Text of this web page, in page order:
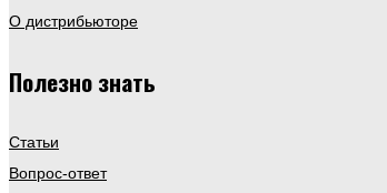
О дистрибьюторе
Полезно знать
Статьи
Вопрос-ответ